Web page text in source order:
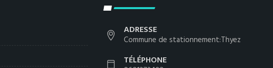
ADRESSE
Commune de stationnement:Thyez
TÉLÉPHONE